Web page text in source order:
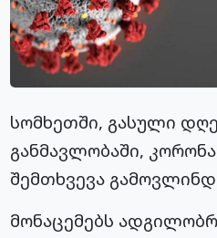
სომხეთში, გასული
განმავლობაში,
შემთხვევა
მონაცემებს